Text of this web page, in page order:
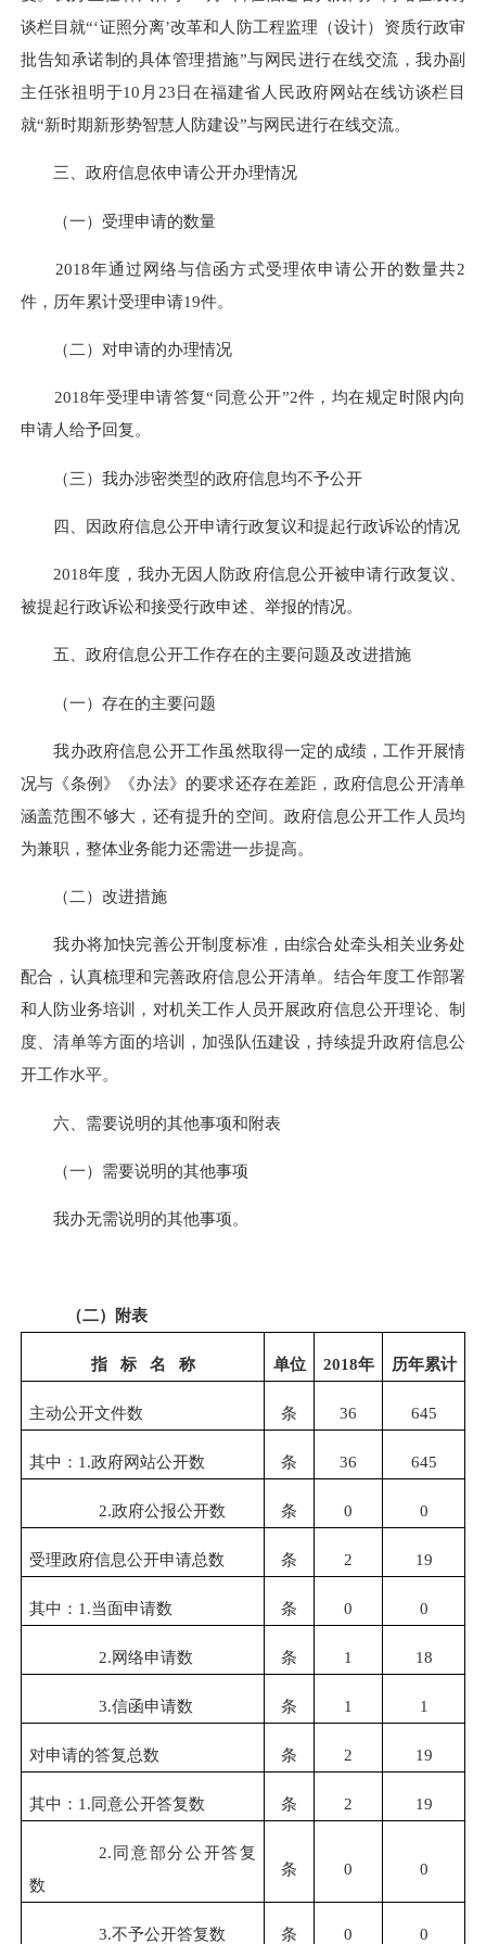
谈栏目就“‘证照分离’改革和人防工程监理（设计）资质行政审
批告知承诺制的具体管理措施”与网民进行在线交流，我办副
主任张祖明于10月23日在福建省人民政府网站在线访谈栏目
就“新时期新形势智慧人防建设”与网民进行在线交流。
三、政府信息依申请公开办理情况
（一）受理申请的数量
2018年通过网络与信函方式受理依申请公开的数量共2
件，历年累计受理申请19件。
（二）对申请的办理情况
2018年受理申请答复“同意公开”2件，均在规定时限内向
申请人给予回复。
（三）我办涉密类型的政府信息均不予公开
四、因政府信息公开申请行政复议和提起行政诉讼的情况
2018年度，我办无因人防政府信息公开被申请行政复议、
被提起行政诉讼和接受行政申述、举报的情况。
五、政府信息公开工作存在的主要问题及改进措施
（一）存在的主要问题
我办政府信息公开工作虽然取得一定的成绩，工作开展情
况与《条例》《办法》的要求还存在差距，政府信息公开清单
涵盖范围不够大，还有提升的空间。政府信息公开工作人员均
为兼职，整体业务能力还需进一步提高。
（二）改进措施
我办将加快完善公开制度标准，由综合处牵头相关业务处
配合，认真梳理和完善政府信息公开清单。结合年度工作部署
和人防业务培训，对机关工作人员开展政府信息公开理论、制
度、清单等方面的培训，加强队伍建设，持续提升政府信息公
开工作水平。
六、需要说明的其他事项和附表
（一）需要说明的其他事项
我办无需说明的其他事项。
（二）附表
指 标 名 称 单位 2018年 历年累计
主动公开文件数 条 36 645
其中：1.政府网站公开数 条 36 645
2.政府公报公开数 条 0 0
受理政府信息公开申请总数 条 2 19
其中：1.当面申请数 条 0 0
2.网络申请数 条 1 18
3.信函申请数 条 1 1
对申请的答复总数 条 2 19
其中：1.同意公开答复数 条 2 19
2.同意部分公开答复
数
条 0 0
3.不予公开答复数 条 0 0